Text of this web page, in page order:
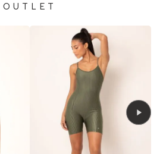
OUTLET